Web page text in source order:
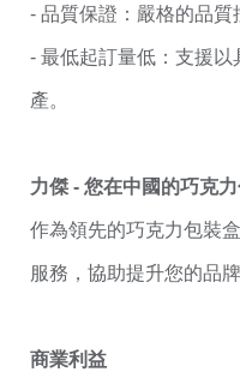
- 品質保證：嚴格的品質
- 最低起訂量低：支援
產。
力傑 - 您在中國的巧克
作為領先的巧克力包裝
服務，協助提升您的品牌
商業利益